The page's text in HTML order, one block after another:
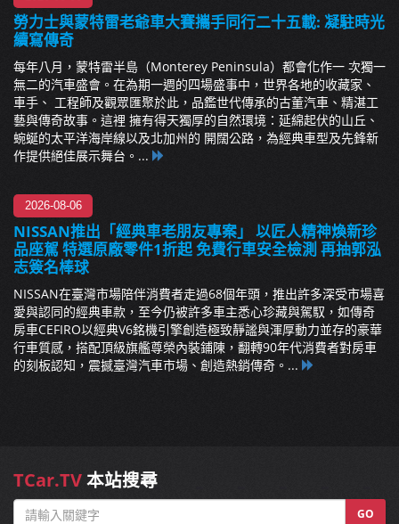
勞力士與蒙特雷老爺車大賽攜手同行二十五載: 凝駐時光
續寫傳奇
每年八月，蒙特雷半島（Monterey Peninsula）都會化作一 次獨一
無二的汽車盛會。在為期一週的四場盛事中，世界各地的收藏家、
車手、 工程師及觀眾匯聚於此，品鑑世代傳承的古董汽車、精湛工
藝與傳奇故事。這裡 擁有得天獨厚的自然環境：延綿起伏的山丘、
蜿蜒的太平洋海岸線以及北加州的 開闊公路，為經典車型及先鋒新
作提供絕佳展示舞台。...
2026-08-06
NISSAN推出「經典車老朋友專案」 以匠人精神煥新珍
品座駕 特選原廠零件1折起 免費行車安全檢測 再抽郭泓
志簽名棒球
NISSAN在臺灣市場陪伴消費者走過68個年頭，推出許多深受市場喜
愛與認同的經典車款，至今仍被許多車主悉心珍藏與駕馭，如傳奇
房車CEFIRO以經典V6銘機引擎創造極致靜謐與渾厚動力並存的豪華
行車質感，搭配頂級旗艦尊榮內裝鋪陳，翻轉90年代消費者對房車
的刻板認知，震撼臺灣汽車市場、創造熱銷傳奇。...
TCar.TV本站搜尋
GO